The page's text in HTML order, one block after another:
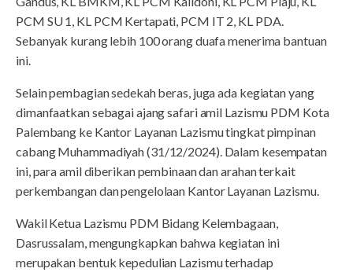
PCM SU 1, KL PCM Kertapati, PCM IT 2, KL PDA.
Sebanyak kurang lebih 100 orang duafa menerima bantuan
ini.
Selain pembagian sedekah beras, juga ada kegiatan yang
dimanfaatkan sebagai ajang safari amil Lazismu PDM Kota
Palembang ke Kantor Layanan Lazismu tingkat pimpinan
cabang Muhammadiyah (31/12/2024). Dalam kesempatan
ini, para amil diberikan pembinaan dan arahan terkait
perkembangan dan pengelolaan Kantor Layanan Lazismu.
Wakil Ketua Lazismu PDM Bidang Kelembagaan,
Dasrussalam, mengungkapkan bahwa kegiatan ini
merupakan bentuk kepedulian Lazismu terhadap